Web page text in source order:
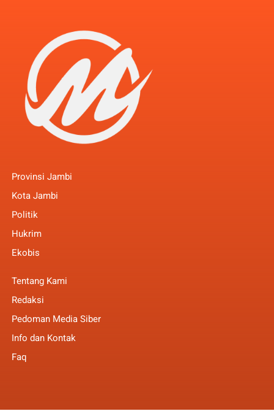
Provinsi Jambi
Kota Jambi
Politik
Hukrim
Ekobis
Tentang Kami
Redaksi
Pedoman Media Siber
Info dan Kontak
Faq